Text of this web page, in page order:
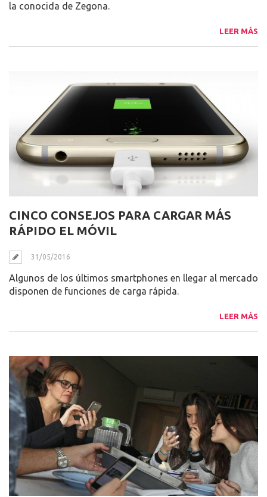
la conocida de Zegona.
LEER MÁS
CINCO CONSEJOS PARA CARGAR MÁS
RÁPIDO EL MÓVIL
31/05/2016
Algunos de los últimos smartphones en llegar al mercado
disponen de funciones de carga rápida.
LEER MÁS